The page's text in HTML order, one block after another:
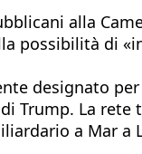
alla
di
designato
Trump. La rete
a Mar